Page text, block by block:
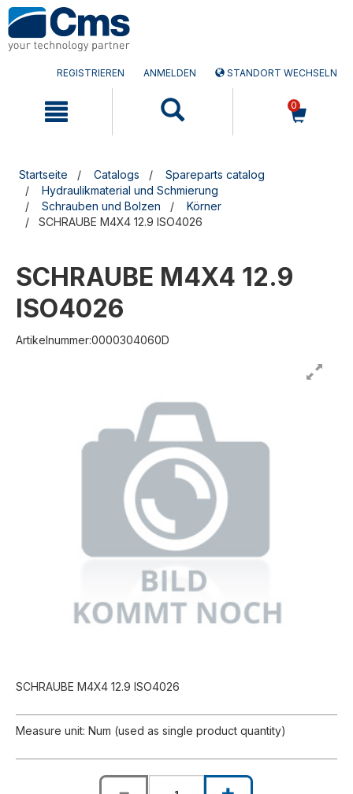
Zum
Inhalt
springen
Zum
Navigationsmen�
springen
REGISTRIEREN ANMELDEN STANDORT WECHSELN
0
Startseite Catalogs
Spareparts catalog
Hydraulikmaterial und Schmierung
Schrauben und Bolzen
Körner
SCHRAUBE M4X4 12.9 ISO4026
SCHRAUBE M4X4 12.9
ISO4026
Artikelnummer:0000304060D
SCHRAUBE M4X4 12.9 ISO4026
Measure unit: Num (used as single product quantity)